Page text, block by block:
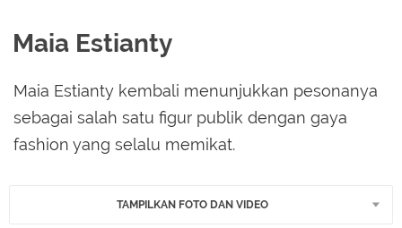
Maia Estianty
Maia Estianty kembali menunjukkan pesonanya
sebagai salah satu figur publik dengan gaya
fashion yang selalu memikat.
TAMPILKAN FOTO DAN VIDEO